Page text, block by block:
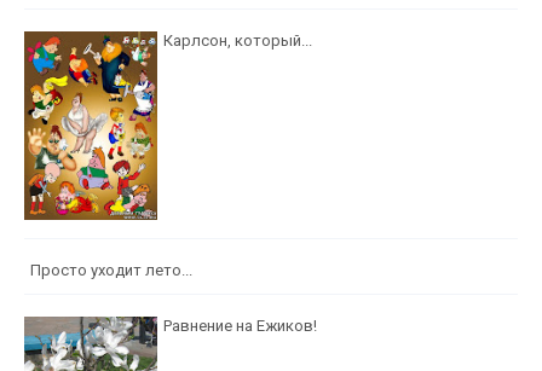
Карлсон, который...
Просто уходит лето...
Равнение на Ежиков!